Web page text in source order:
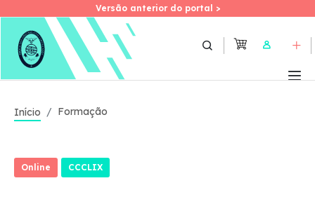
Skip
Versão anterior do portal >
Versão anterior do portal >
User
Início Formação
Online CCCLIX